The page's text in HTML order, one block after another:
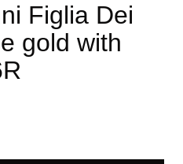
Figlia Dei
gold with